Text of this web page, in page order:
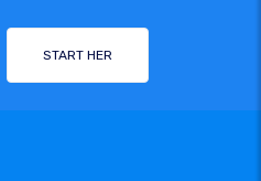
START HER